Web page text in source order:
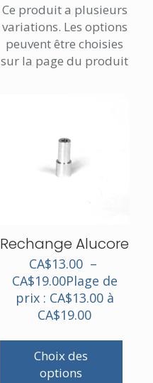
Ce produit a plusieurs
variations. Les options
peuvent être choisies
sur la page du produit
Rechange Alucore
CA$13.00 –
CA$19.00Plage de
prix : CA$13.00 à
CA$19.00
Choix des
options